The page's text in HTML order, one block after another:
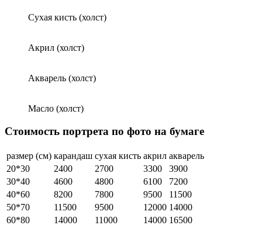
Сухая кисть (холст)
Акрил (холст)
Акварель (холст)
Масло (холст)
Стоимость портрета по фото на бумаге
размер (см) карандаш сухая кисть акрил акварель
20*30
2400 2700 3300
3900
30*40
4600 4800 6100
7200
40*60
8200 7800 9500
11500
50*70
11500 9500 12000 14000
60*80
14000 11000 14000 16500